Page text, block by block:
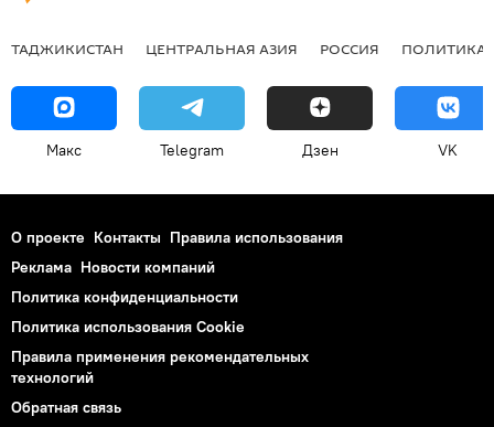
ТАДЖИКИСТАН ЦЕНТРАЛЬНАЯ АЗИЯ РОССИЯ ПОЛИТИКА
Макс Telegram Дзен VK
О проекте Контакты Правила использования
Реклама Новости компаний
Политика конфиденциальности
Политика использования Cookie
Правила применения рекомендательных
технологий
Обратная связь